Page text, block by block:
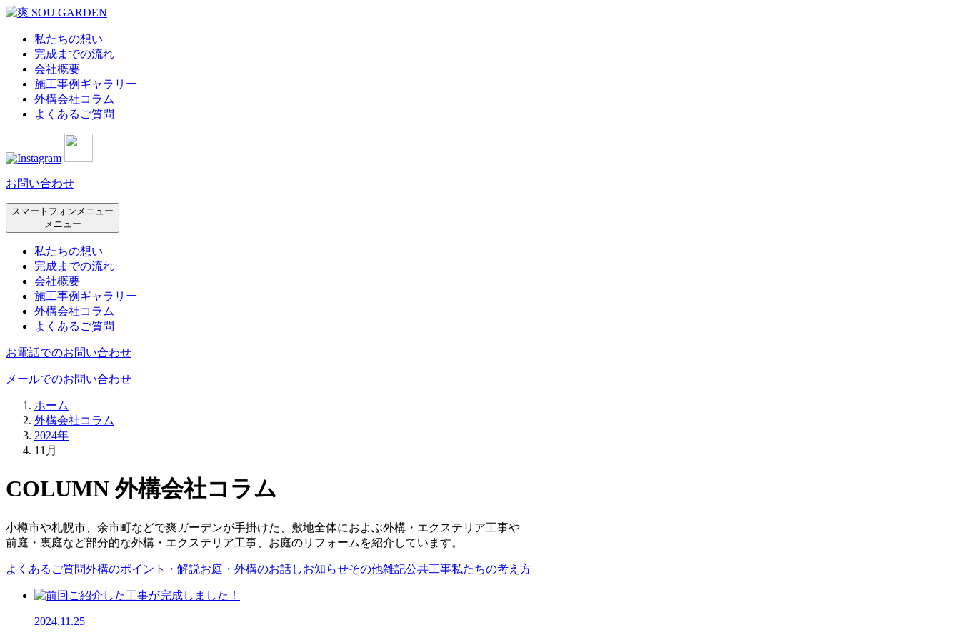
私たちの想い
完成までの流れ
会社概要
施工事例ギャラリー
外構会社コラム
よくあるご質問
お問い合わせ
スマートフォンメニュー
メニュー
私たちの想い
完成までの流れ
会社概要
施工事例ギャラリー
外構会社コラム
よくあるご質問
お電話でのお問い合わせ
メールでのお問い合わせ
ホーム
外構会社コラム
2024年
11月
COLUMN 外構会社コラム
小樽市や札幌市、余市町などで爽ガーデンが手掛けた、敷地全体におよぶ外構・エクステリア工事や
前庭・裏庭など部分的な外構・エクステリア工事、お庭のリフォームを紹介しています。
よくあるご質問外構のポイント・解説お庭・外構のお話しお知らせその他雑記公共工事私たちの考え方
2024.11.25